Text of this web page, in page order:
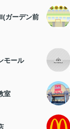
ガーデン前
モール
室